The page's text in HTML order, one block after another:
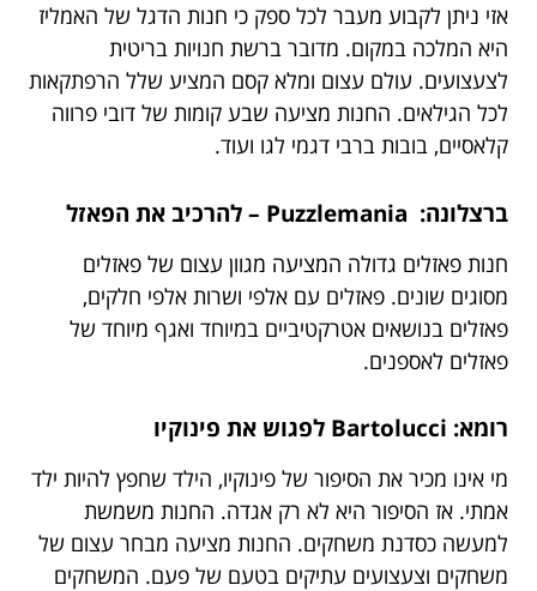
אזי ניתן לקבוע מעבר לכל ספק כי חנות הדגל של האמליז
היא המלכה במקום. מדובר ברשת חנויות בריטית
לצעצועים. עולם עצום ומלא קסם המציע שלל הרפתקאות
לכל הגילאים. החנות מציעה שבע קומות של דובי פרווה
קלאסיים, בובות ברבי דגמי לגו ועוד.
ברצלונה: Puzzlemania – להרכיב את הפאזל
חנות פאזלים גדולה המציעה מגוון עצום של פאזלים
מסוגים שונים. פאזלים עם אלפי ושרות אלפי חלקים,
פאזלים בנושאים אטרקטיביים במיוחד ואגף מיוחד של
פאזלים לאספנים.
רומא: Bartolucci לפגוש את פינוקיו
מי אינו מכיר את הסיפור של פינוקיו, הילד שחפץ להיות ילד
אמתי. אז הסיפור היא לא רק אגדה. החנות משמשת
למעשה כסדנת משחקים. החנות מציעה מבחר עצום של
משחקים וצעצועים עתיקים בטעם של פעם. המשחקים